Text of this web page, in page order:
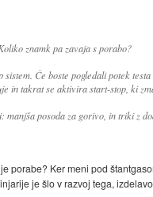
znamk pa zavaja s porabo?
Če boste pogledali potek
in takrat se aktivira start-stop, ki
manjša posoda za gorivo, in triki z
porabe? Ker meni pod
je šlo v razvoj tega,